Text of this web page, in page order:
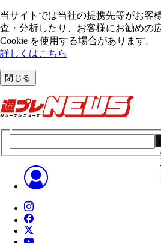
当サイトでは当社の提携先等がお客
査・分析したり、お客様にお勧めの
Cookie を使⽤する場合があります。
詳しくはこちら
閉じる